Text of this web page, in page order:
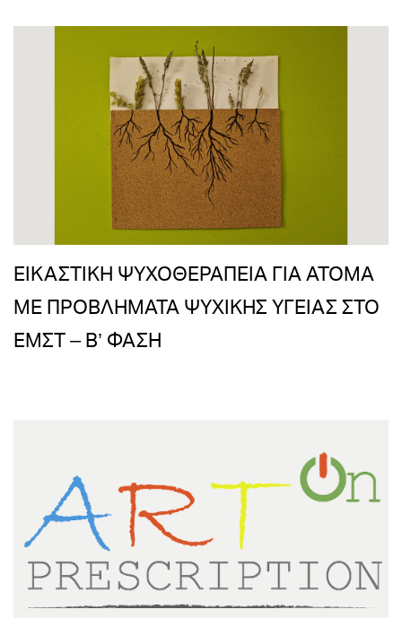
ΕΙΚΑΣΤΙΚΗ ΨΥΧΟΘΕΡΑΠΕΙΑ ΓΙΑ ΑΤΟΜΑ
ΜΕ ΠΡΟΒΛΗΜΑΤΑ ΨΥΧΙΚΗΣ ΥΓΕΙΑΣ ΣΤΟ
ΕΜΣΤ – Β’ ΦΑΣΗ